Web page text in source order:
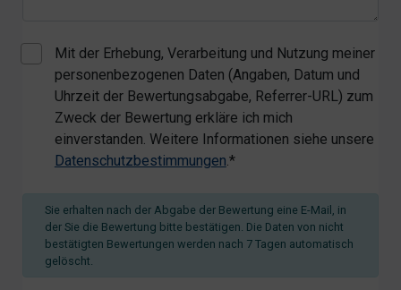
Mit der Erhebung, Verarbeitung und Nutzung meiner
personenbezogenen Daten (Angaben, Datum und
Uhrzeit der Bewertungsabgabe, Referrer-URL) zum
Zweck der Bewertung erkläre ich mich
einverstanden. Weitere Informationen siehe unsere
Datenschutzbestimmungen.*
Sie erhalten nach der Abgabe der Bewertung eine E-Mail, in
der Sie die Bewertung bitte bestätigen. Die Daten von nicht
bestätigten Bewertungen werden nach 7 Tagen automatisch
gelöscht.